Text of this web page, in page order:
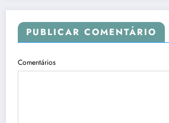
PUBLICAR COMENTÁRIO
Comentários